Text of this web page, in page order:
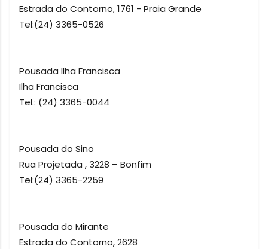
Estrada do Contorno, 1761 - Praia Grande
Tel:(24) 3365-0526
Pousada Ilha Francisca
Ilha Francisca
Tel.: (24) 3365-0044
Pousada do Sino
Rua Projetada , 3228 – Bonfim
Tel:(24) 3365-2259
Pousada do Mirante
Estrada do Contorno, 2628